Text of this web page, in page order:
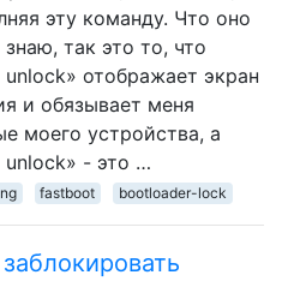
эту команду. Что оно
так это то, что
отображает экран
и обязывает меня
моего устройства, а
- это …
fastboot bootloader-lock